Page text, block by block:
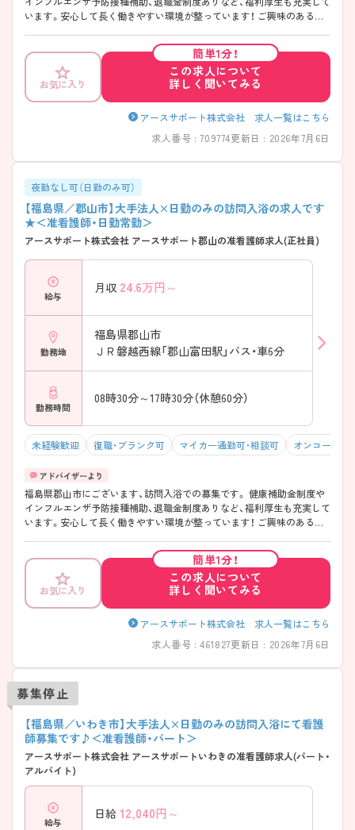
います。安心して長く働きやすい環境が整っています！ ご興味のある方
お気に入り
簡単1分！
この求人について
詳しく聞いてみる
アースサポート株式会社 求人一覧はこちら
求人番号 : 709774更新日 : 2026年7月6日
夜勤なし可（日勤のみ可）
【福島県／郡山市】大手法人×日勤のみの訪問入浴の求人です
★＜准看護師・日勤常勤＞
アースサポート株式会社 アースサポート郡山の准看護師求人(正社員)
給与
月収 24.6万円～
勤務地
福島県郡山市
ＪＲ磐越西線「郡山富田駅」バス・車6分
勤務時間
08時30分～17時30分（休憩60分）
未経験歓迎 復職・ブランク可 マイカー通勤可・相談可 オンコールな
福島県郡山市にございます、訪問入浴での募集です。 健康補助金制度や
インフルエンザ予防接種補助、退職金制度ありなど、福利厚生も充実して
います。安心して長く働きやすい環境が整っています！ ご興味のある方
お気に入り
簡単1分！
この求人について
詳しく聞いてみる
アースサポート株式会社 求人一覧はこちら
求人番号 : 461827更新日 : 2026年7月6日
募集停止
【福島県／いわき市】大手法人×日勤のみの訪問入浴にて看護
師募集です♪＜准看護師・パート＞
アースサポート株式会社 アースサポートいわきの准看護師求人(パート・
アルバイト)
給与
日給 12,040円～